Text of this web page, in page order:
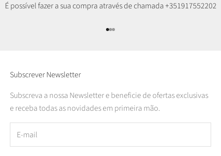
É possível fazer a sua compra através de chamada+351917552202
Ir para item 1
Ir para item 2
Ir para item 3
Subscrever Newsletter
Subscreva a nossa Newsletter e beneficie de ofertas exclusivas
e receba todas as novidades em primeira mão.